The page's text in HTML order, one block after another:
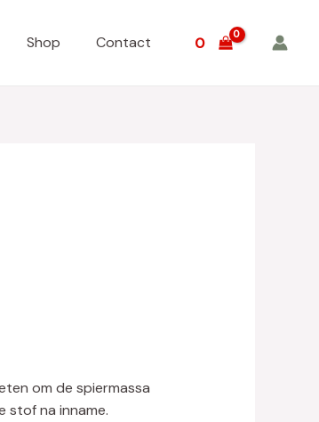
Shop Contact 0
om de spiermassa
stof na inname.